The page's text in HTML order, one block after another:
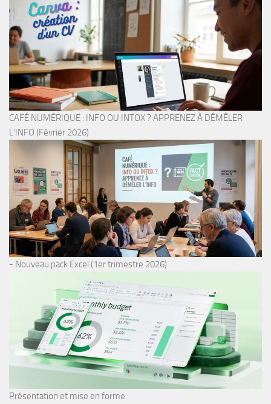
CAFÉ NUMÉRIQUE : INFO OU INTOX ? APPRENEZ À DÉMÊLER
L’INFO (Février 2026)
- Nouveau pack Excel (1er trimestre 2026)
Présentation et mise en forme